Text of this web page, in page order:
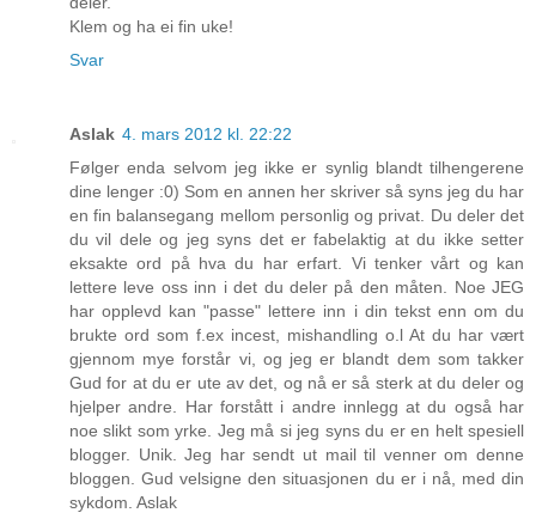
Klem og ha ei fin uke!
Svar
Aslak 4. mars 2012 kl. 22:22
Følger enda selvom jeg ikke er synlig blandt tilhengerene
dine lenger :0) Som en annen her skriver så syns jeg du har
en fin balansegang mellom personlig og privat. Du deler det
du vil dele og jeg syns det er fabelaktig at du ikke setter
eksakte ord på hva du har erfart. Vi tenker vårt og kan
lettere leve oss inn i det du deler på den måten. Noe JEG
har opplevd kan "passe" lettere inn i din tekst enn om du
brukte ord som f.ex incest, mishandling o.l At du har vært
gjennom mye forstår vi, og jeg er blandt dem som takker
Gud for at du er ute av det, og nå er så sterk at du deler og
hjelper andre. Har forstått i andre innlegg at du også har
noe slikt som yrke. Jeg må si jeg syns du er en helt spesiell
blogger. Unik. Jeg har sendt ut mail til venner om denne
bloggen. Gud velsigne den situasjonen du er i nå, med din
sykdom. Aslak